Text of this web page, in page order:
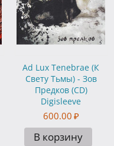
Ad Lux Tenebrae (К
Свету Тьмы) - Зов
Предков (CD)
Digisleeve
600.00 ₽
В корзину